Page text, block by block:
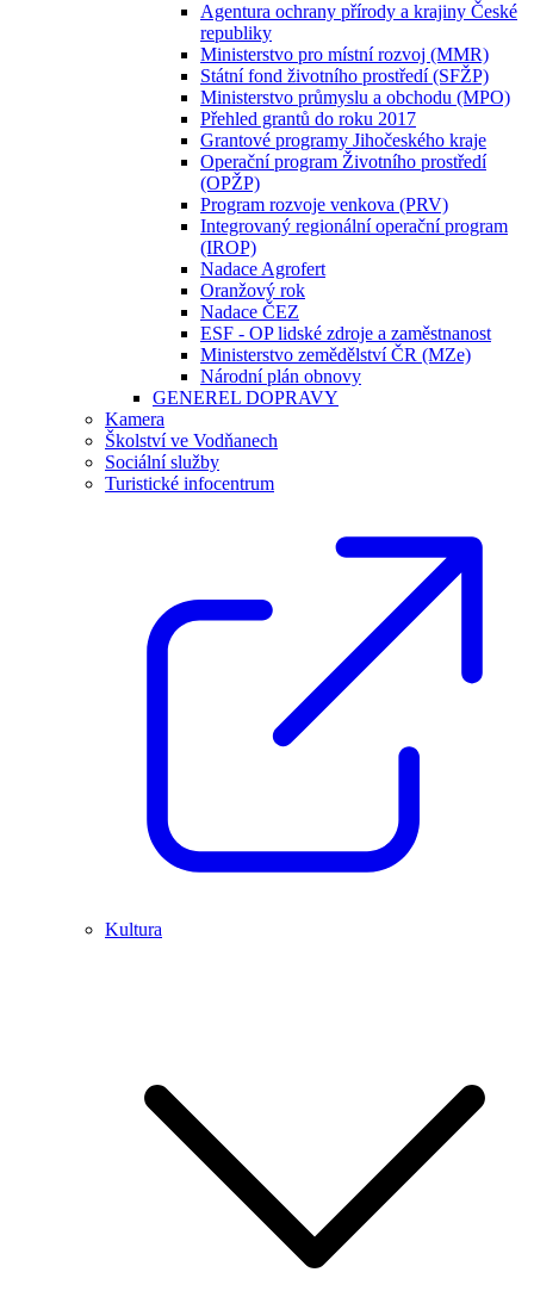
Agentura ochrany přírody a krajiny České
republiky
Ministerstvo pro místní rozvoj (MMR)
Státní fond životního prostředí (SFŽP)
Ministerstvo průmyslu a obchodu (MPO)
Přehled grantů do roku 2017
Grantové programy Jihočeského kraje
Operační program Životního prostředí
(OPŽP)
Program rozvoje venkova (PRV)
Integrovaný regionální operační program
(IROP)
Nadace Agrofert
Oranžový rok
Nadace ČEZ
ESF - OP lidské zdroje a zaměstnanost
Ministerstvo zemědělství ČR (MZe)
Národní plán obnovy
GENEREL DOPRAVY
Kamera
Školství ve Vodňanech
Sociální služby
Turistické infocentrum
Kultura